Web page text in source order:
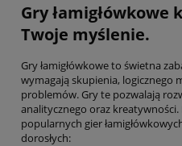
Gry łamigłówkowe
Twoje myślenie.
Gry łamigłówkowe to świetna
wymagają skupienia, logicznego
problemów. Gry te pozwalają
analitycznego oraz
popularnych gier
dorosłych: